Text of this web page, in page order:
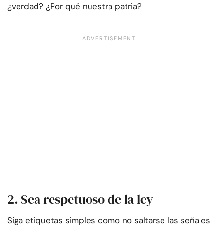
¿verdad? ¿Por qué nuestra patria?
2. Sea respetuoso de la ley
Siga etiquetas simples como no saltarse las señales